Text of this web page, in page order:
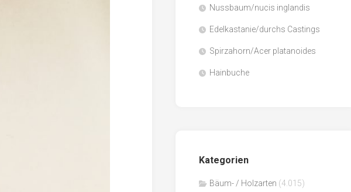
Sägenebenprodukte
Nussbaum/nucis inglandis
Edelkastanie/durchs Castings
Spirzahorn/Acer platanoides
Hainbuche
Kategorien
Bäum- / Holzarten (4.015)